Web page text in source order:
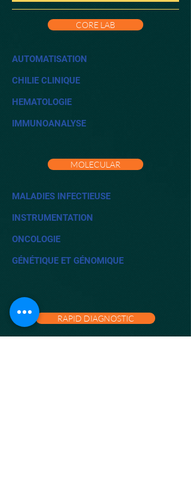
CORE LAB
AUTOMATISATION
CHILIE CLINIQUE
HEMATOLOGIE
IMMUNOANALYSE
MOLECULAR
MALADIES INFECTIEUSE
INSTRUMENTATION
ONCOLOGIE
GÉNÉTIQUE ET GÉNOMIQUE
RAPID DIAGNOSTIC